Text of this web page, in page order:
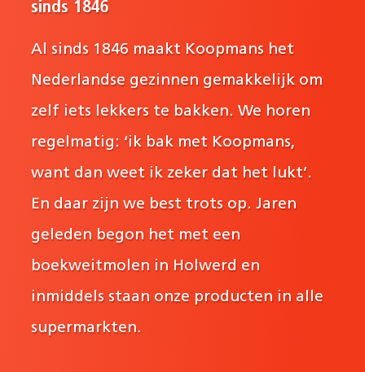
sinds 1846
Al sinds 1846 maakt Koopmans het
Nederlandse gezinnen gemakkelijk om
zelf iets lekkers te bakken. We horen
regelmatig: ‘ik bak met Koopmans,
want dan weet ik zeker dat het lukt’.
En daar zijn we best trots op. Jaren
geleden begon het met een
boekweitmolen in Holwerd en
inmiddels staan onze producten in alle
supermarkten.